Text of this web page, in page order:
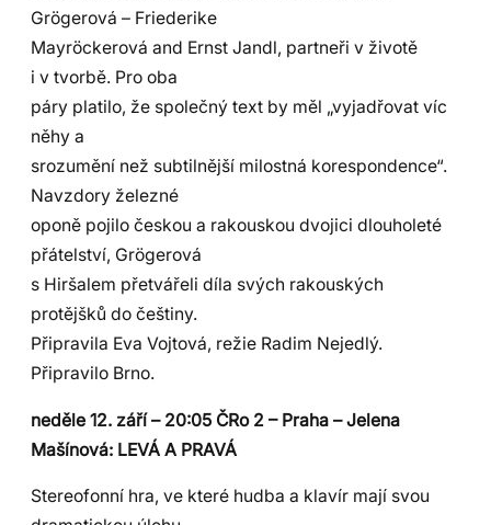
Grögerová – Friederike
Mayröckerová and Ernst Jandl, partneři v životě
i v tvorbě. Pro oba
páry platilo, že společný text by měl „vyjadřovat víc
něhy a
srozumění než subtilnější milostná korespondence“.
Navzdory železné
oponě pojilo českou a rakouskou dvojici dlouholeté
přátelství, Grögerová
s Hiršalem přetvářeli díla svých rakouských
protějšků do češtiny.
Připravila Eva Vojtová, režie Radim Nejedlý.
Připravilo Brno.
neděle 12. září – 20:05 ČRo 2 – Praha – Jelena
Mašínová: LEVÁ A PRAVÁ
Stereofonní hra, ve které hudba a klavír mají svou